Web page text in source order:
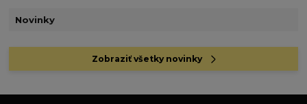
Novinky
Zobraziť všetky novinky